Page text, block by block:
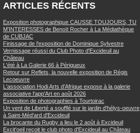
ARTICLES RÉCENTS
Exposition photographique CAUSSE TOUJOURS, TU
M'INTERESSES de Benoït Rocher à La Médiathèque
de CUBJAC
Finissage de l'exposition de Dominique Sylvestre
Vernissage réussi du Club Photo d'Excideuil au
Château
L'été à La Galerie 66 à Périgueux
Retour sur Reflets, la nouvelle exposition de Régis
Lecoeuvre
L'association Hodi Arts d'Afrique expose à la galerie
associative l'app'Art en août 2026
Exposition de photographies à Tourtoirac
Un vent de Liberté a soufflé sur le jardin d'hélys-oeuvre
à Saint-Méd'ard d'Excideuil
La brocante du Rugby a lieu le 2 août à Excideuil
Excit'oeil reçoit le club photo d'Excideuil au Château